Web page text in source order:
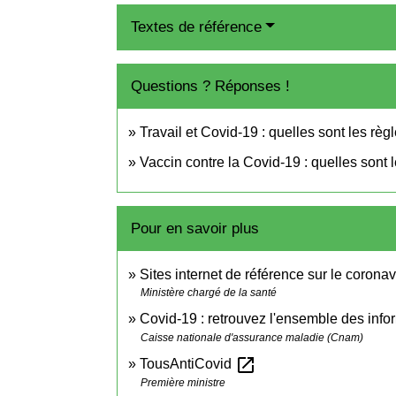
Textes de référence
Questions ? Réponses !
Travail et Covid-19 : quelles sont les
Vaccin contre la Covid-19 : quelles sont
Pour en savoir plus
Sites internet de référence sur le
Ministère chargé de la santé
Covid-19 : retrouvez l'ensemble des
Caisse nationale d'assurance maladie (Cnam)
TousAntiCovid open_in_new
Première ministre